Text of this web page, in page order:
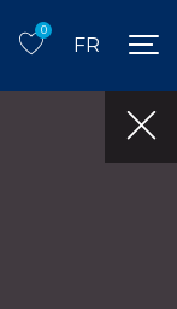
0
FR